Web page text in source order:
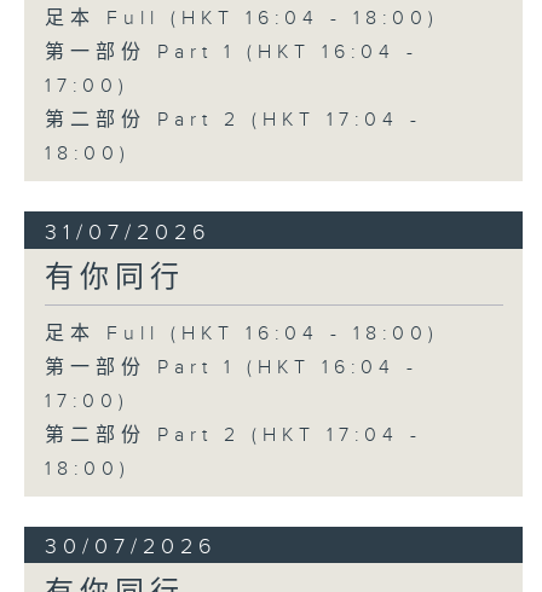
足本 Full (HKT 16:04 - 18:00)
第一部份 Part 1 (HKT 16:04 -
17:00)
第二部份 Part 2 (HKT 17:04 -
18:00)
31/07/2026
有你同行
足本 Full (HKT 16:04 - 18:00)
第一部份 Part 1 (HKT 16:04 -
17:00)
第二部份 Part 2 (HKT 17:04 -
18:00)
30/07/2026